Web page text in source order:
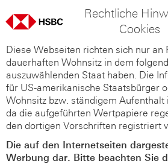
Rechtliche
Cookies
Diese Webseiten richten sich nur an
dauerhaften Wohnsitz in dem
auszuwählenden Staat haben. Die
für US-amerikanische Staatsbürger
Wohnsitz bzw. ständigem Aufenthalt
da die aufgeführten Wertpapiere
den dortigen Vorschriften registriert
Die auf den Internetseiten
Werbung dar. Bitte beachten Sie